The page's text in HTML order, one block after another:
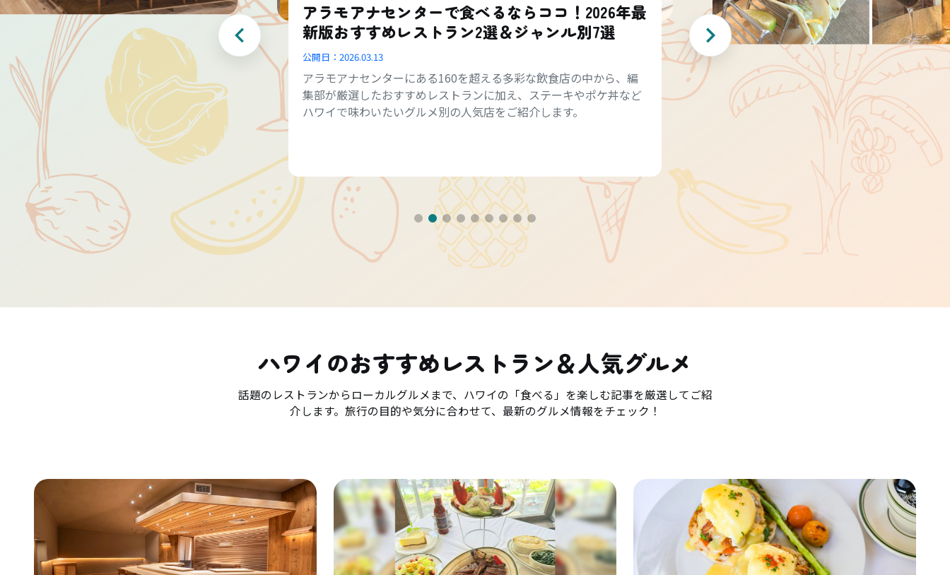
アラモアナセンターで食べるならココ！2026年最
新版おすすめレストラン2選＆ジャンル別7選
公開日： 2026.03.13
アラモアナセンターにある160を超える多彩な飲食店の中から、編
集部が厳選したおすすめレストランに加え、ステーキやポケ丼など
ハワイで味わいたいグルメ別の人気店をご紹介します。
ハワイのおすすめレストラン＆人気グルメ
話題のレストランからローカルグルメまで、ハワイの「食べる」を楽しむ記事を厳選してご紹
介します。旅行の目的や気分に合わせて、最新のグルメ情報をチェック！